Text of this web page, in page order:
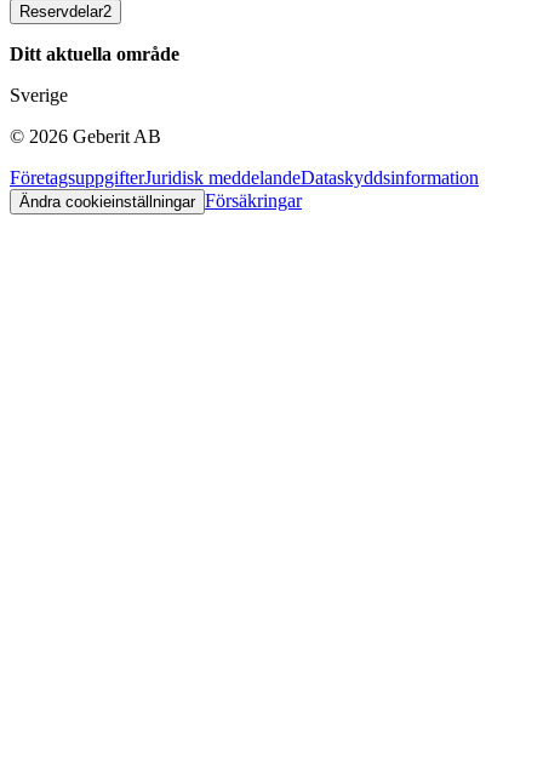
Reservdelar2
Ditt aktuella område
Sverige
© 2026 Geberit AB
FöretagsuppgifterJuridisk meddelandeDataskyddsinformation
Ändra cookieinställningar Försäkringar